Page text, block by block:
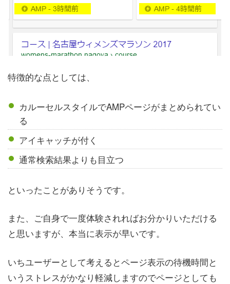
特徴的な点としては、
カルーセルスタイルでAMPページがまとめられてい
る
アイキャッチが付く
通常検索結果よりも目立つ
といったことがありそうです。
また、ご自身で一度体験されればお分かりいただける
と思いますが、本当に表示が早いです。
いちユーザーとして考えるとページ表示の待機時間と
いうストレスがかなり軽減しますのでページとしても